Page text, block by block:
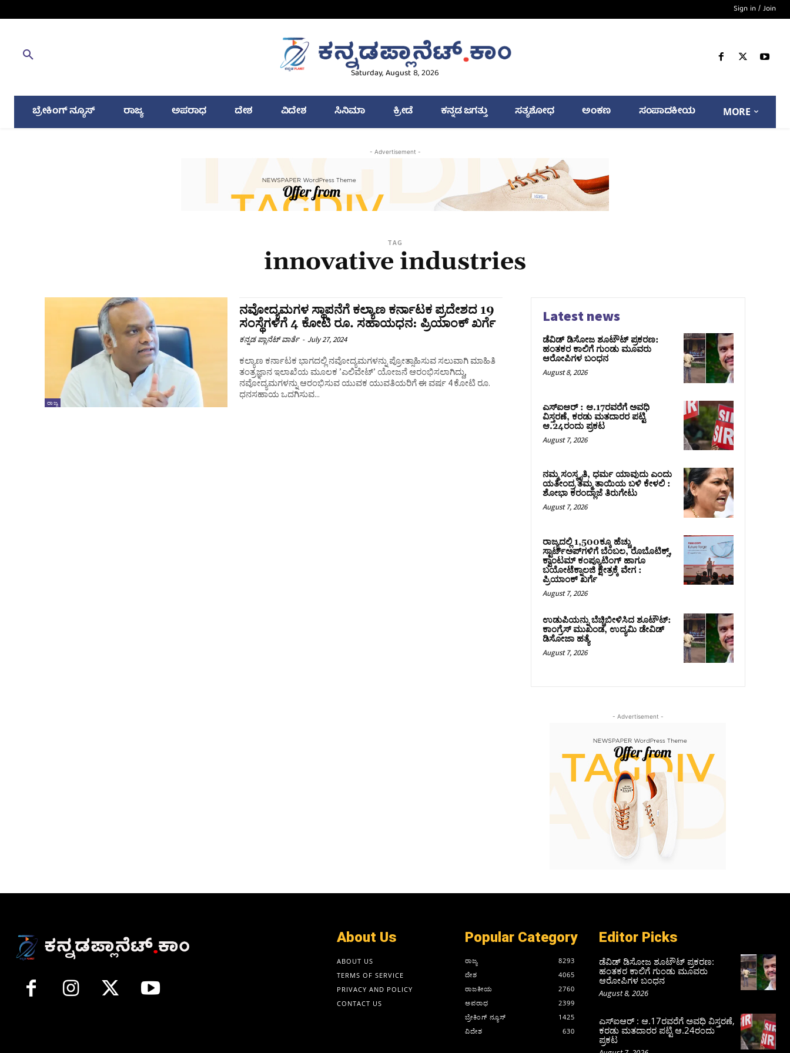
Sign in / Join
Saturday, August 8, 2026
ಬ್ರೇಕಿಂಗ್ ನ್ಯೂಸ್ ರಾಜ್ಯ ಅಪರಾಧ ದೇಶ ವಿದೇಶ ಸಿನಿಮಾ ಕ್ರೀಡೆ ಕನ್ನಡ ಜಗತ್ತು ಸತ್ಯಶೋಧ ಅಂಕಣ ಸಂಪಾದಕೀಯ MORE
- Advertisement -
TAG
innovative industries
ರಾಜ್ಯ
ನವೋದ್ಯಮಗಳ ಸ್ಥಾಪನೆಗೆ ಕಲ್ಯಾಣ ಕರ್ನಾಟಕ ಪ್ರದೇಶದ 19
ಸಂಸ್ಥೆಗಳಿಗೆ 4 ಕೋಟಿ ರೂ. ಸಹಾಯಧನ: ಪ್ರಿಯಾಂಕ್‌ ಖರ್ಗೆ
ಕನ್ನಡ ಪ್ಲಾನೆಟ್ ವಾರ್ತೆ - July 27, 2024
ಕಲ್ಯಾಣ ಕರ್ನಾಟಕ ಭಾಗದಲ್ಲಿ ನವೋದ್ಯಮಗಳನ್ನು ಪ್ರೋತ್ಸಾಹಿಸುವ ಸಲುವಾಗಿ ಮಾಹಿತಿ
ತಂತ್ರಜ್ಞಾನ ಇಲಾಖೆಯ ಮೂಲಕ ʼಎಲಿವೇಟ್‌ʼ ಯೋಜನೆ ಆರಂಭಿಸಲಾಗಿದ್ದು,
ನವೋದ್ಯಮಗಳನ್ನು ಆರಂಭಿಸುವ ಯುವಕ ಯುವತಿಯರಿಗೆ ಈ ವರ್ಷ 4 ಕೋಟಿ ರೂ.
ಧನಸಹಾಯ ಒದಗಿಸುವ...
Latest news
ಡೆವಿಡ್ ಡಿಸೋಜ ಶೂಟೌಟ್ ಪ್ರಕರಣ:
ಹಂತಕರ ಕಾಲಿಗೆ ಗುಂಡು ಮೂವರು
ಆರೋಪಿಗಳ ಬಂಧನ
August 8, 2026
ಎಸ್‌ಐಆರ್‌ : ಆ.17ರವರೆಗೆ ಅವಧಿ
ವಿಸ್ತರಣೆ, ಕರಡು ಮತದಾರರ ಪಟ್ಟಿ
ಆ.24ರಂದು ಪ್ರಕಟ
August 7, 2026
ನಮ್ಮ ಸಂಸ್ಕೃತಿ, ಧರ್ಮ ಯಾವುದು ಎಂದು
ಯತೀಂದ್ರ ತಮ್ಮ ತಾಯಿಯ ಬಳಿ ಕೇಳಲಿ :
ಶೋಭಾ ಕರಂದ್ಲಾಜೆ ತಿರುಗೇಟು
August 7, 2026
ರಾಜ್ಯದಲ್ಲಿ 1,500ಕ್ಕೂ ಹೆಚ್ಚು
ಸ್ಟಾರ್ಟ್‌ಅಪ್‌ಗಳಿಗೆ ಬೆಂಬಲ, ರೊಬೊಟಿಕ್ಸ್,
ಕ್ವಾಂಟಮ್ ಕಂಪ್ಯೂಟಿಂಗ್ ಹಾಗೂ
ಬಯೋಟೆಕ್ನಾಲಜಿ ಕ್ಷೇತ್ರಕ್ಕೆ ವೇಗ :
ಪ್ರಿಯಾಂಕ್‌ ಖರ್ಗೆ
August 7, 2026
ಉಡುಪಿಯನ್ನು ಬೆಚ್ಚಿಬೀಳಿಸಿದ ಶೂಟೌಟ್‌:
ಕಾಂಗ್ರೆಸ್‌ ಮುಖಂಡ, ಉದ್ಯಮಿ ಡೇವಿಡ್
ಡಿಸೋಜಾ ಹತ್ಯೆ
August 7, 2026
- Advertisement -
About Us
ABOUT US
TERMS OF SERVICE
PRIVACY AND POLICY
CONTACT US
Popular Category
ರಾಜ್ಯ
8293
ದೇಶ
4065
ರಾಜಕೀಯ
2760
ಅಪರಾಧ
2399
ಬ್ರೇಕಿಂಗ್ ನ್ಯೂಸ್
1425
ವಿದೇಶ
630
Editor Picks
ಡೆವಿಡ್ ಡಿಸೋಜ ಶೂಟೌಟ್ ಪ್ರಕರಣ:
ಹಂತಕರ ಕಾಲಿಗೆ ಗುಂಡು ಮೂವರು
ಆರೋಪಿಗಳ ಬಂಧನ
August 8, 2026
ಎಸ್‌ಐಆರ್‌ : ಆ.17ರವರೆಗೆ ಅವಧಿ ವಿಸ್ತರಣೆ,
ಕರಡು ಮತದಾರರ ಪಟ್ಟಿ ಆ.24ರಂದು
ಪ್ರಕಟ